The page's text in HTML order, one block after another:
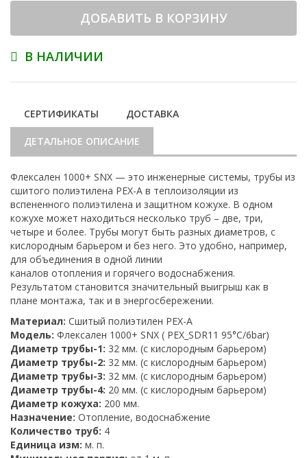
ДОБАВИТЬ В КОРЗИНУ
В НАЛИЧИИ
СЕРТИФИКАТЫ ДОСТАВКА
ДЕТАЛЬНОЕ ОПИСАНИЕ
Флексален 1000+ SNX — это инженерные системы, трубы из
сшитого полиэтилена PEX-A в теплоизоляции из
вспененного полиэтилена и защитном кожухе. В одном
кожухе может находиться несколько труб – две, три,
четыре и более. Трубы могут быть разных диаметров, с
кислородным барьером и без него. Это удобно, например,
для объединения в одной линии
каналов отопления и горячего водоснабжения.
Результатом становится значительный выигрыш как в
плане монтажа, так и в энергосбережении.
Материал: Сшитый полиэтилен PEX-A
Модель: Флексален 1000+ SNX ( PEX_SDR11 95°C/6bar)
Диаметр трубы-1: 32 мм. (с кислородным барьером)
Диаметр трубы-2: 32 мм. (с кислородным барьером)
Диаметр трубы-3: 32 мм. (с кислородным барьером)
Диаметр трубы-4: 20 мм. (с кислородным барьером)
Диаметр кожуха: 200 мм.
Назначение: Отопление, водоснабжение
Количество труб: 4
Единица изм: м. п.